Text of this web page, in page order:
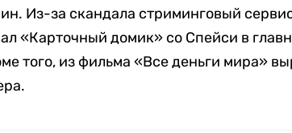
Из-за скандала стриминговый
«Карточный домик» со Спейси в
того, из фильма «Все деньги мира»